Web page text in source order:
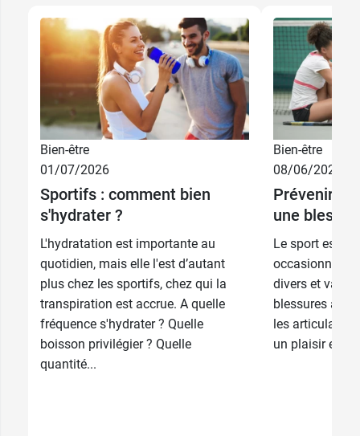
75 ml 5,99 €
20 ml 2,99 €
Bien-être
01/07/2026
Sportifs : comment bien
s'hydrater ?
L'hydratation est importante au
quotidien, mais elle l'est d’autant
plus chez les sportifs, chez qui la
transpiration est accrue. A quelle
fréquence s'hydrater ? Quelle
boisson privilégier ? Quelle
quantité...
Bien-être
08/06/2026
Prévenir,
une
Le sport est
occasionner
divers et
blessures
les
un plaisir et